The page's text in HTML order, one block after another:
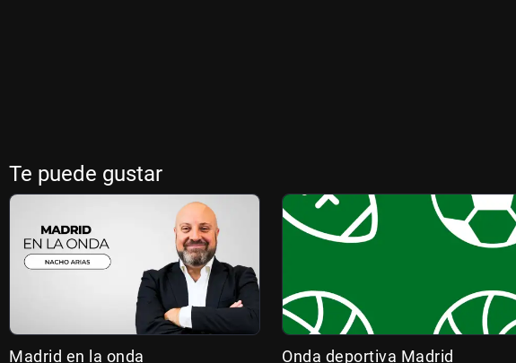
Te puede gustar
Madrid en la onda Onda deportiva Madrid